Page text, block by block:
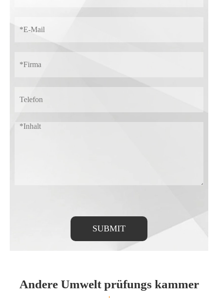
SUBMIT
Andere Umwelt prüfungs kammer